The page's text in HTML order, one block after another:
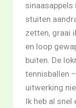
sinaasappels
stuiten
zetten, graai
en loop
buiten. De
tennisballen
uitwerking
Ik heb al